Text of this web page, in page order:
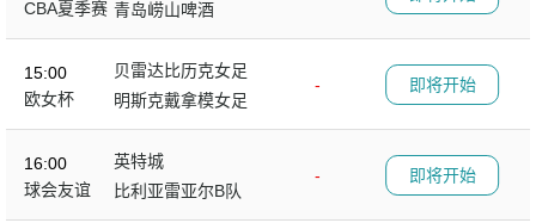
CBA夏季赛 青岛崂山啤酒
15:00
欧女杯
贝雷达比历克女足
-
明斯克戴拿模女足
即将开始
16:00
球会友谊
英特城
-
比利亚雷亚尔B队
即将开始